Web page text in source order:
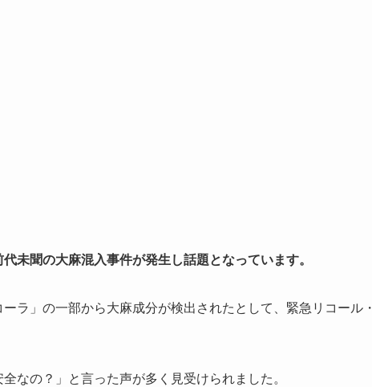
未聞の大麻混入事件が発生し話題となっています。
ラ」の一部から大麻成分が検出されたとして、緊急リコール・
なの？」と言った声が多く見受けられました。